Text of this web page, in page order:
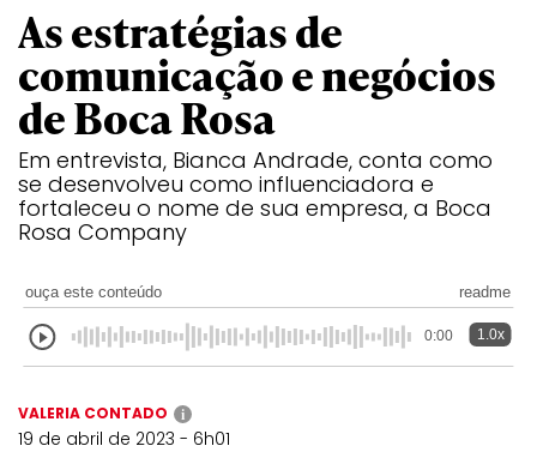
As estratégias de
comunicação e negócios
de Boca Rosa
Em entrevista, Bianca Andrade, conta como
se desenvolveu como influenciadora e
fortaleceu o nome de sua empresa, a Boca
Rosa Company
ouça este conteúdo readme
0:00 1.0x
VALERIA CONTADO i
19 de abril de 2023 - 6h01